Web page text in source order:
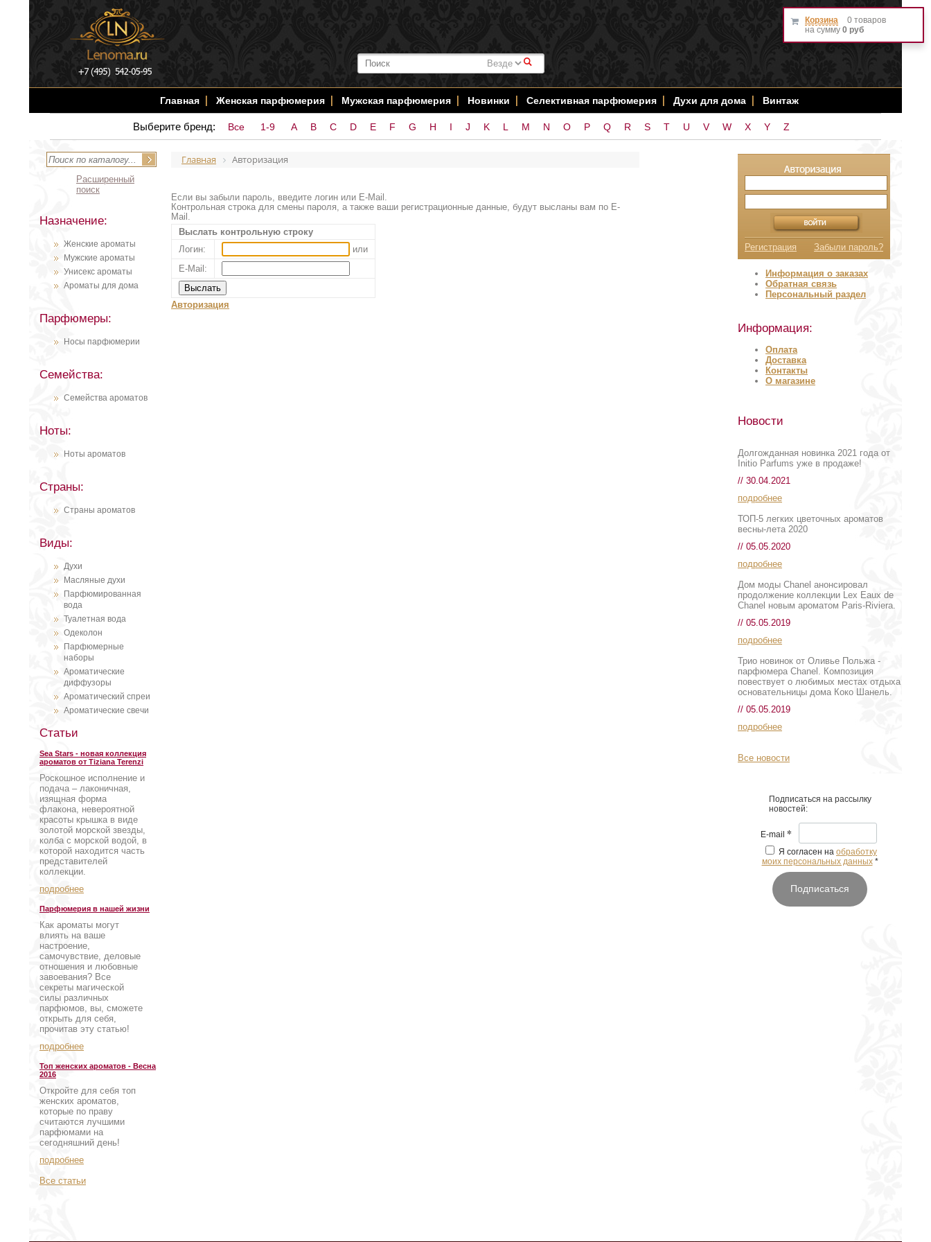
#
Главная Женская парфюмерия Мужская парфюмерия Новинки Селективная парфюмерия Духи для дома Винтаж
Выберите бренд: Все 1-9 A B C D E F G H I J K L M N O P Q R S T U V W X Y Z
Расширенный
поиск
Назначение:
Женские ароматы
Мужские ароматы
Унисекс ароматы
Ароматы для дома
Парфюмеры:
Носы парфюмерии
Семейства:
Семейства ароматов
Ноты:
Ноты ароматов
Страны:
Страны ароматов
Виды:
Духи
Масляные духи
Парфюмированная
вода
Туалетная вода
Одеколон
Парфюмерные
наборы
Ароматические
диффузоры
Ароматический спреи
Ароматические свечи
Статьи
Sea Stars - новая коллекция
ароматов от Tiziana Terenzi
Роскошное исполнение и
подача – лаконичная,
изящная форма
флакона, невероятной
красоты крышка в виде
золотой морской звезды,
колба с морской водой, в
которой находится часть
представителей
коллекции.
подробнее
Парфюмерия в нашей жизни
Как ароматы могут
влиять на ваше
настроение,
самочувствие, деловые
отношения и любовные
завоевания? Все
секреты магической
силы различных
парфюмов, вы, сможете
открыть для себя,
прочитав эту статью!
подробнее
Топ женских ароматов - Весна
2016
Откройте для себя топ
женских ароматов,
которые по праву
считаются лучшими
парфюмами на
сегодняшний день!
подробнее
Все статьи
Главная Авторизация
Если вы забыли пароль, введите логин или E-Mail.
Контрольная строка для смены пароля, а также ваши регистрационные данные, будут высланы вам по E-
Mail.
Выслать контрольную строку
Логин:
или
E-Mail:
Авторизация
Корзина
0 товаров
на сумму 0 руб
Регистрация Забыли пароль?
Информация о заказах
Обратная связь
Персональный раздел
Информация:
Оплата
Доставка
Контакты
О магазине
Новости
Долгожданная новинка 2021 года от
Initio Parfums уже в продаже!
// 30.04.2021
подробнее
ТОП-5 легких цветочных ароматов
весны-лета 2020
// 05.05.2020
подробнее
Дом моды Chanel анонсировал
продолжение коллекции Lex Eaux de
Chanel новым ароматом Paris-Riviera.
// 05.05.2019
подробнее
Трио новинок от Оливье Польжа -
парфюмера Chanel. Композиция
повествует о любимых местах отдыха
основательницы дома Коко Шанель.
// 05.05.2019
подробнее
Все новости
Подписаться на рассылку
новостей:
E-mail *
Я согласен на обработку
моих персональных данных *
Подписаться